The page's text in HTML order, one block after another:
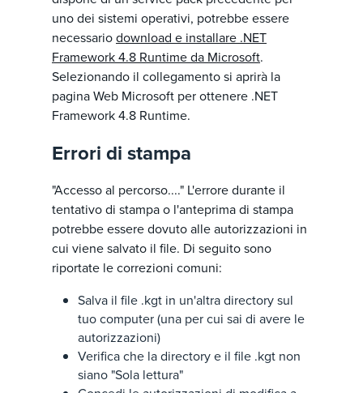
uno dei sistemi operativi, potrebbe essere
necessariodownload e installare .NET
Framework 4.8 Runtime da Microsoft.
Selezionando il collegamento si aprirà la
pagina Web Microsoft per ottenere .NET
Framework 4.8 Runtime.
Errori di stampa
"Accesso al percorso...." L'errore durante il
tentativo di stampa o l'anteprima di stampa
potrebbe essere dovuto alle autorizzazioni in
cui viene salvato il file. Di seguito sono
riportate le correzioni comuni:
Salva il file .kgt in un'altra directory sul
tuo computer (una per cui sai di avere le
autorizzazioni)
Verifica che la directory e il file .kgt non
siano "Sola lettura"